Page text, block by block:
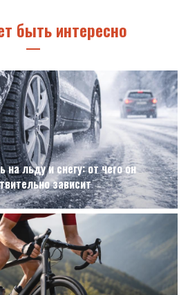
быть интересно
на льду и снегу: от чего он
зависит